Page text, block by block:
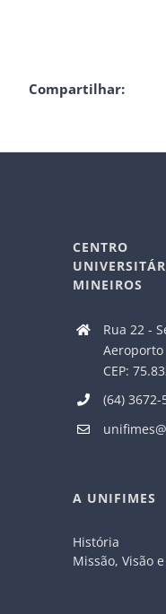
Compartilhar:
CENTRO
MINEIROS
Rua 22 -
Aeroporto
CEP:
(64) 3672-
A UNIFIMES
História
Missão, Visão